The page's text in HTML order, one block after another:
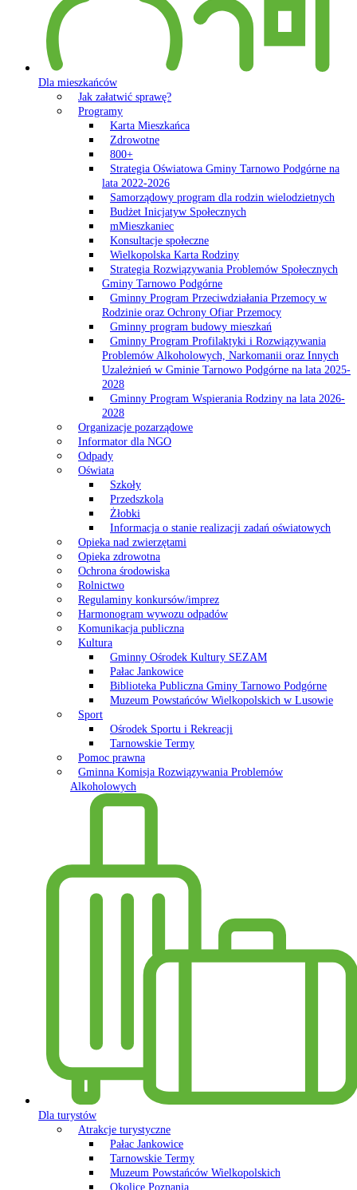
Dla mieszkańców
Jak załatwić sprawę?
Programy
Karta Mieszkańca
Zdrowotne
800+
Strategia Oświatowa Gminy Tarnowo Podgórne na
lata 2022-2026
Samorządowy program dla rodzin wielodzietnych
Budżet Inicjatyw Społecznych
mMieszkaniec
Konsultacje społeczne
Wielkopolska Karta Rodziny
Strategia Rozwiązywania Problemów Społecznych
Gminy Tarnowo Podgórne
Gminny Program Przeciwdziałania Przemocy w
Rodzinie oraz Ochrony Ofiar Przemocy
Gminny program budowy mieszkań
Gminny Program Profilaktyki i Rozwiązywania
Problemów Alkoholowych, Narkomanii oraz Innych
Uzależnień w Gminie Tarnowo Podgórne na lata 2025-
2028
Gminny Program Wspierania Rodziny na lata 2026-
2028
Organizacje pozarządowe
Informator dla NGO
Odpady
Oświata
Szkoły
Przedszkola
Żłobki
Informacja o stanie realizacji zadań oświatowych
Opieka nad zwierzętami
Opieka zdrowotna
Ochrona środowiska
Rolnictwo
Regulaminy konkursów/imprez
Harmonogram wywozu odpadów
Komunikacja publiczna
Kultura
Gminny Ośrodek Kultury SEZAM
Pałac Jankowice
Biblioteka Publiczna Gminy Tarnowo Podgórne
Muzeum Powstańców Wielkopolskich w Lusowie
Sport
Ośrodek Sportu i Rekreacji
Tarnowskie Termy
Pomoc prawna
Gminna Komisja Rozwiązywania Problemów
Alkoholowych
Dla turystów
Atrakcje turystyczne
Pałac Jankowice
Tarnowskie Termy
Muzeum Powstańców Wielkopolskich
Okolice Poznania